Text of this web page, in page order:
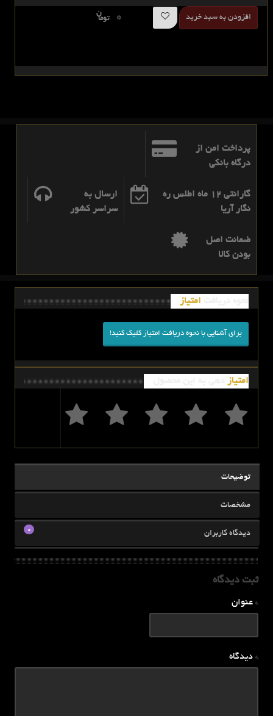
افزودن به سبد خرید توما
ن 0
پرداخت امن از
درگاه بانکی
گارانتی 12 ماه اطلس ره
نگار آریا
ارسال به
سراسر کشور
ضمانت اصل
بودن کالا
امتیاز
برای آشنایی با نحوه دریافت امتیاز کلیک کنید!
امتیاز
توضیحات
مشخصات
0 دیدگاه کاربران
ثبت دیدگاه
* عنوان
* دیدگاه